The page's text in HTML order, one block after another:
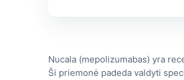
Nucala (mepolizumabas) yra
Ši priemonė padeda valdyti